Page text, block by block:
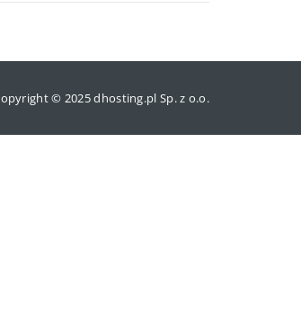
© 2025 dhosting.pl Sp. z o.o.